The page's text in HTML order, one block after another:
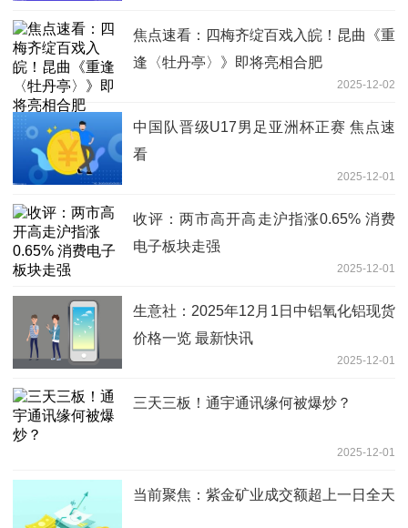
焦点速看：四梅齐绽百戏入皖！昆曲《重
逢〈牡丹亭〉》即将亮相合肥
2025-12-02
中国队晋级U17男足亚洲杯正赛 焦点速
看
2025-12-01
收评：两市高开高走沪指涨0.65% 消费
电子板块走强
2025-12-01
生意社：2025年12月1日中铝氧化铝现货
价格一览 最新快讯
2025-12-01
三天三板！通宇通讯缘何被爆炒？
2025-12-01
当前聚焦：紫金矿业成交额超上一日全天